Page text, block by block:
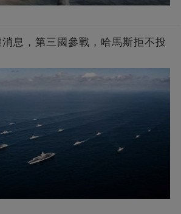
息，第三國參戰，哈馬斯拒不投